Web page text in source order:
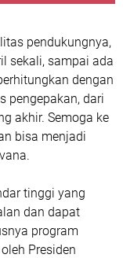
pendukungnya,
sekali, sampai ada
dengan
pengepakan, dari
akhir. Semoga ke
bisa menjadi
tinggi yang
dan dapat
program
Presiden